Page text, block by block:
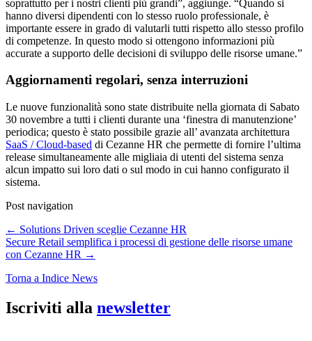
soprattutto per i nostri clienti più grandi”, aggiunge. “Quando si
hanno diversi dipendenti con lo stesso ruolo professionale, è
importante essere in grado di valutarli tutti rispetto allo stesso profilo
di competenze. In questo modo si ottengono informazioni più
accurate a supporto delle decisioni di sviluppo delle risorse umane.”
Aggiornamenti regolari, senza interruzioni
Le nuove funzionalità sono state distribuite nella giornata di Sabato
30 novembre a tutti i clienti durante una ‘finestra di manutenzione’
periodica; questo è stato possibile grazie all’ avanzata architettura
SaaS / Cloud-based di Cezanne HR che permette di fornire l’ultima
release simultaneamente alle migliaia di utenti del sistema senza
alcun impatto sui loro dati o sul modo in cui hanno configurato il
sistema.
Post navigation
← Solutions Driven sceglie Cezanne HR
Secure Retail semplifica i processi di gestione delle risorse umane
con Cezanne HR →
Torna a Indice News
Iscriviti alla newsletter